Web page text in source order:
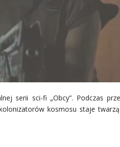
serii sci-fi „Obcy”. Podczas
kosmosu staje